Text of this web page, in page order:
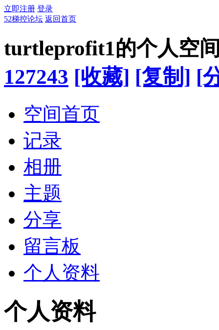
立即注册 登录
52梯控论坛 返回首页
turtleprofit1的个人空
127243 [收藏] [复制] [
空间首页
记录
相册
主题
分享
留言板
个人资料
个人资料